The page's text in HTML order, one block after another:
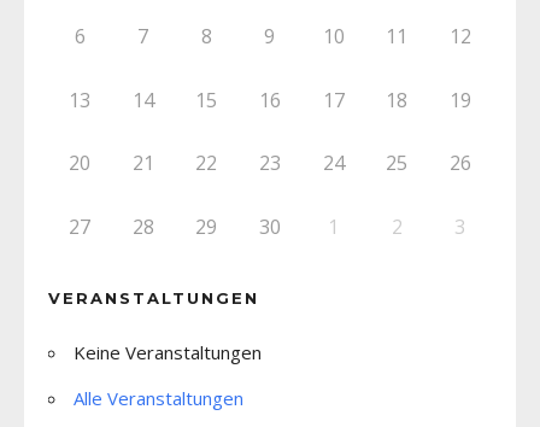
6 7 8 9 10 11 12
13 14 15 16 17 18 19
20 21 22 23 24 25 26
27 28 29 30 1 2 3
VERANSTALTUNGEN
Keine Veranstaltungen
Alle Veranstaltungen